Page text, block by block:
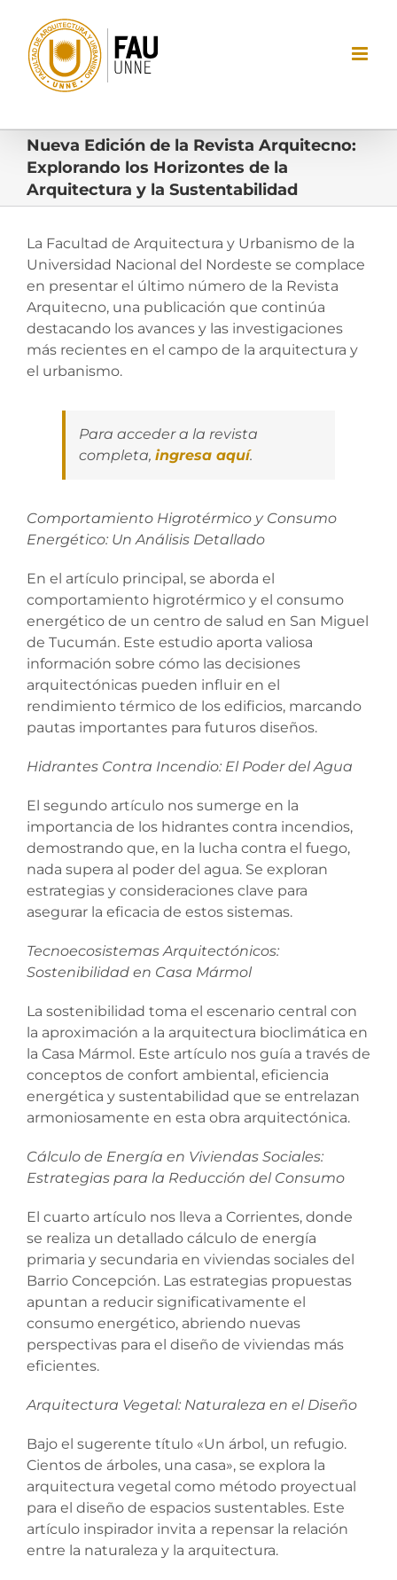
contenido
Nueva Edición de la Revista Arquitecno:
Explorando los Horizontes de la
Arquitectura y la Sustentabilidad
La Facultad de Arquitectura y Urbanismo de la
Universidad Nacional del Nordeste se complace
en presentar el último número de la Revista
Arquitecno, una publicación que continúa
destacando los avances y las investigaciones
más recientes en el campo de la arquitectura y
el urbanismo.
Para acceder a la revista
completa, ingresa aquí.
Comportamiento Higrotérmico y Consumo
Energético: Un Análisis Detallado
En el artículo principal, se aborda el
comportamiento higrotérmico y el consumo
energético de un centro de salud en San Miguel
de Tucumán. Este estudio aporta valiosa
información sobre cómo las decisiones
arquitectónicas pueden influir en el
rendimiento térmico de los edificios, marcando
pautas importantes para futuros diseños.
Hidrantes Contra Incendio: El Poder del Agua
El segundo artículo nos sumerge en la
importancia de los hidrantes contra incendios,
demostrando que, en la lucha contra el fuego,
nada supera al poder del agua. Se exploran
estrategias y consideraciones clave para
asegurar la eficacia de estos sistemas.
Tecnoecosistemas Arquitectónicos:
Sostenibilidad en Casa Mármol
La sostenibilidad toma el escenario central con
la aproximación a la arquitectura bioclimática en
la Casa Mármol. Este artículo nos guía a través de
conceptos de confort ambiental, eficiencia
energética y sustentabilidad que se entrelazan
armoniosamente en esta obra arquitectónica.
Cálculo de Energía en Viviendas Sociales:
Estrategias para la Reducción del Consumo
El cuarto artículo nos lleva a Corrientes, donde
se realiza un detallado cálculo de energía
primaria y secundaria en viviendas sociales del
Barrio Concepción. Las estrategias propuestas
apuntan a reducir significativamente el
consumo energético, abriendo nuevas
perspectivas para el diseño de viviendas más
eficientes.
Arquitectura Vegetal: Naturaleza en el Diseño
Bajo el sugerente título «Un árbol, un refugio.
Cientos de árboles, una casa», se explora la
arquitectura vegetal como método proyectual
para el diseño de espacios sustentables. Este
artículo inspirador invita a repensar la relación
entre la naturaleza y la arquitectura.